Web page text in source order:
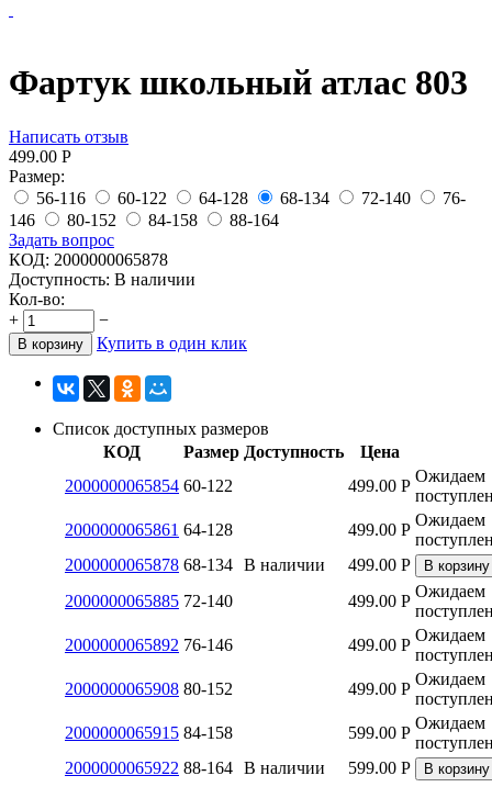
Фартук школьный атлас 803
Написать отзыв
499.00 Р
Размер:
56-116
60-122 64-128 68-134 72-140
76-
146
80-152 84-158
88-164
Задать вопрос
КОД: 2000000065878
Доступность: В наличии
Кол-во:
+
−
В корзину Купить в один клик
Список доступных размеров
КОД
Размер Доступность
Цена
2000000065854 60-122 499.00 Р
Ожидаем
2000000065861 64-128 499.00 Р
Ожидаем
2000000065878 68-134 В наличии 499.00 Р В корзину
2000000065885 72-140 499.00 Р
Ожидаем
2000000065892 76-146 499.00 Р
Ожидаем
2000000065908 80-152 499.00 Р
Ожидаем
2000000065915 84-158 599.00 Р
Ожидаем
2000000065922 88-164 В наличии 599.00 Р В корзину